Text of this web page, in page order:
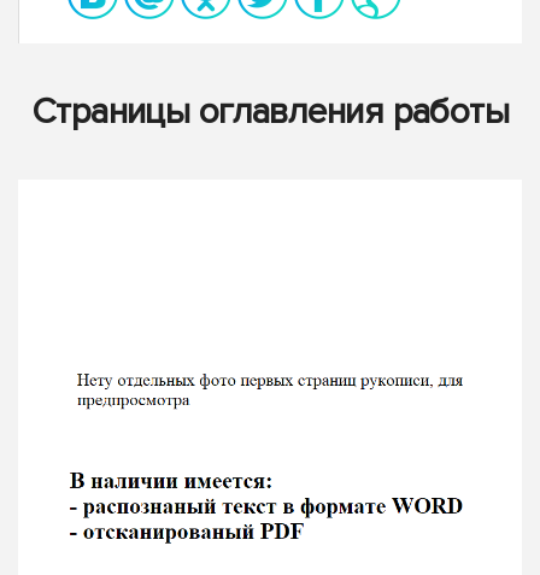
Страницы оглавления работы